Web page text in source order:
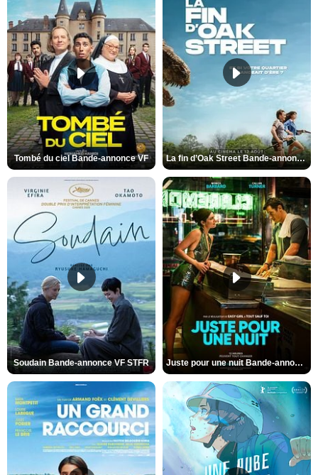
Tombé du ciel Bande-annonce VF La fin d’Oak Street Bande-annonce VO STFR
Soudain Bande-annonce VF STFR Juste pour une nuit Bande-annonce VO STFR